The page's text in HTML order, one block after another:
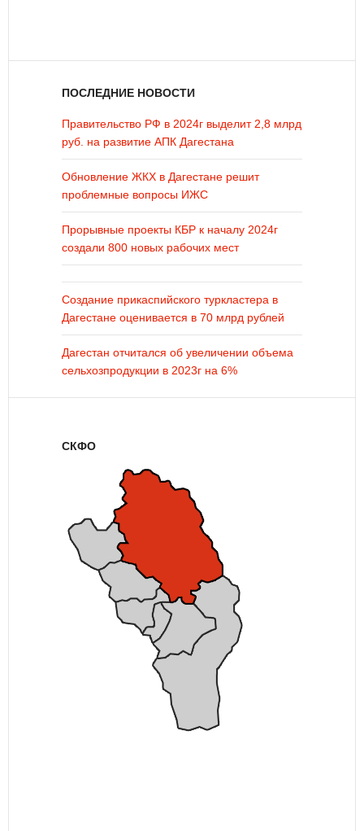
ПОСЛЕДНИЕ НОВОСТИ
Правительство РФ в 2024г выделит 2,8 млрд
руб. на развитие АПК Дагестана
Обновление ЖКХ в Дагестане решит
проблемные вопросы ИЖС
Прорывные проекты КБР к началу 2024г
создали 800 новых рабочих мест
Создание прикаспийского туркластера в
Дагестане оценивается в 70 млрд рублей
Дагестан отчитался об увеличении объема
сельхозпродукции в 2023г на 6%
СКФО